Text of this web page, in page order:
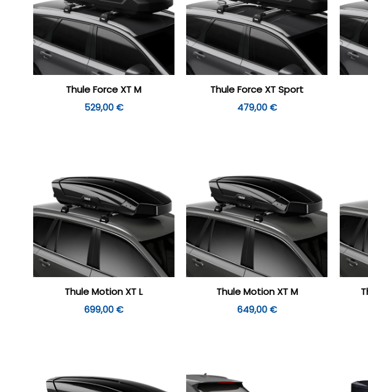
Thule Force XT M
529,00 €
Thule Force XT Sport
479,00 €
Thule Motion XT L
699,00 €
Thule Motion XT M
649,00 €